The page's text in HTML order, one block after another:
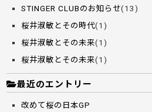
STINGER CLUBのお知らせ(13)
桜井淑敏とその時代(1)
桜井淑敏とその未来(1)
桜井淑敏とその未来(1)
最近のエントリー
改めて桜の日本GP